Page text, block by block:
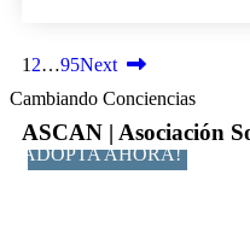
1 2…95Next
Cambiando Conciencias
ASCAN | Asociación
ADOPTA AHORA!